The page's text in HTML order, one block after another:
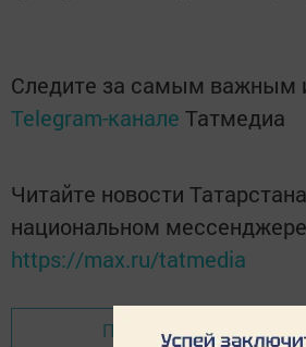
Следите за самым важным
Telegram-канале Татмедиа
Читайте новости
национальном
https://max.ru/tatmedia
Перейти на страницу